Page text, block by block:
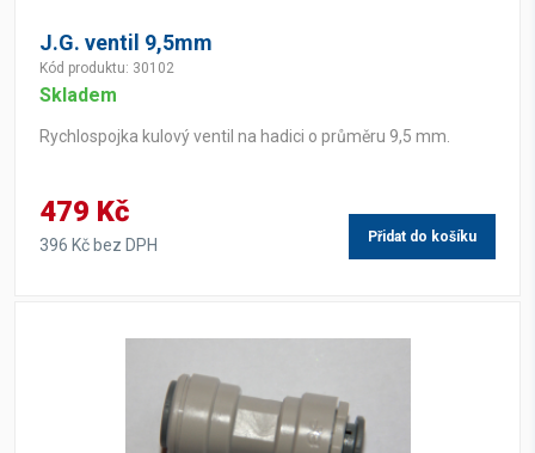
J.G. ventil 9,5mm
Kód produktu: 30102
Skladem
Rychlospojka kulový ventil na hadici o průměru 9,5 mm.
479 Kč
396 Kč bez DPH Přidat do košíku